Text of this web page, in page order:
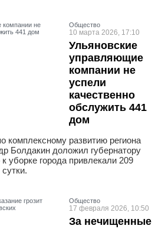
Общество
10 марта 2026, 17:10
Ульяновские
управляющие
компании не
успели
качественно
обслужить 441
дом
комплексному развитию региона
Болдакин доложил губернатору
уборке города привлекали 209
Общество
17 февраля 2026, 10:50
За нечищенные